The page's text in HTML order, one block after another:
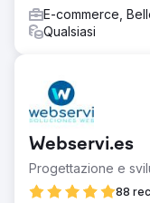
E-commerce,
Qualsiasi
Webservi.es
Progettazione e
88